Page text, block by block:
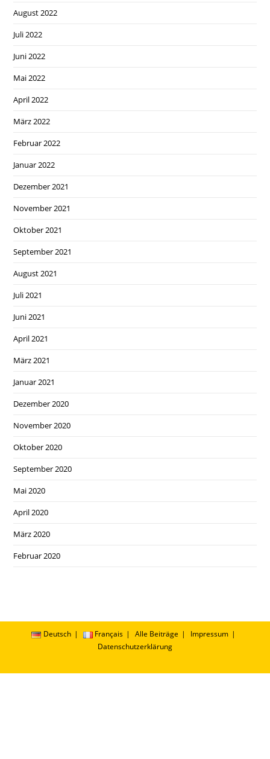
August 2022
Juli 2022
Juni 2022
Mai 2022
April 2022
März 2022
Februar 2022
Januar 2022
Dezember 2021
November 2021
Oktober 2021
September 2021
August 2021
Juli 2021
Juni 2021
April 2021
März 2021
Januar 2021
Dezember 2020
November 2020
Oktober 2020
September 2020
Mai 2020
April 2020
März 2020
Februar 2020
Deutsch Français Alle Beiträge
Impressum
Datenschutzerklärung